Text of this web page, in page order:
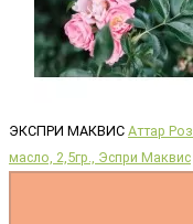
ЭКСПРИ МАКВИС Аттар
масло, 2,5гр., Эспри Маквис